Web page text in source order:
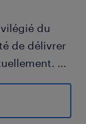
du
de délivrer
...